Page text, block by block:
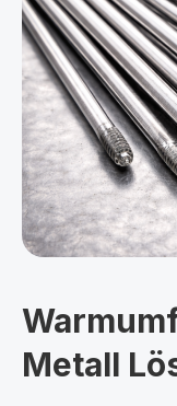
Metall